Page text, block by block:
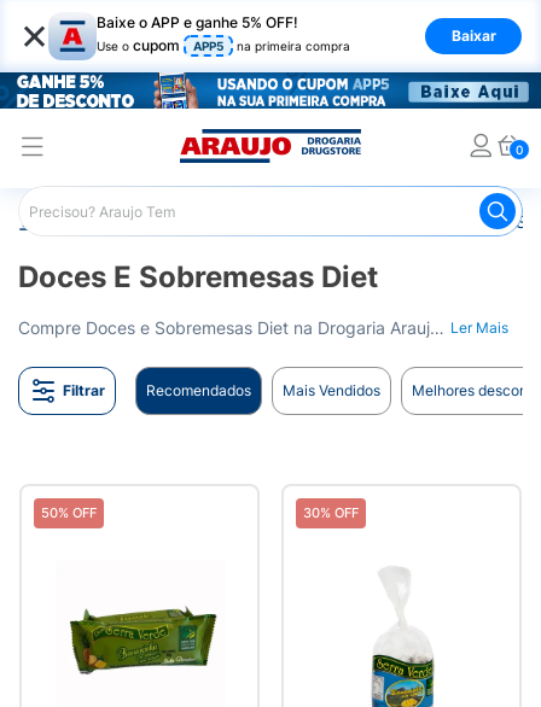
× Baixe o APP e ganhe 5% OFF!
Use o cupom APP5 na primeira compra
Baixar
0
Araujo Nutrição Saudável Doces e
Doces E Sobremesas Diet
Compre Doces e Sobremesas Diet na Drogaria Araujo. Opções deliciosas para quem segue uma dieta sem açúcar. Entrega para todo o Brasil. Ler Mais
Filtrar Recomendados Mais Vendidos Melhores
50% OFF 30% OFF